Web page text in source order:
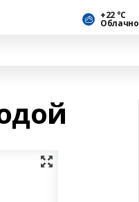
+22 °С
Облачно